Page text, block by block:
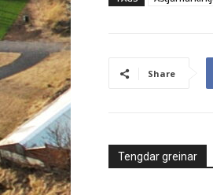
TAGS Ástjarnarkirkja
Share